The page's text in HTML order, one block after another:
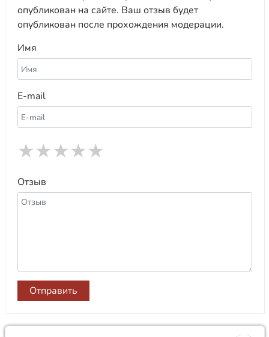
опубликован на сайте. Ваш отзыв будет
опубликован после прохождения модерации.
Имя
E-mail
★
★
★
★
★
Отзыв
Отправить